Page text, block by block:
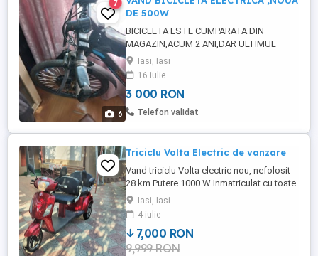
6
7
DE 500W
BICICLETA ESTE CUMPARATA DIN
MAGAZIN,ACUM 2 ANI,DAR ULTIMUL
AN,NU AM MAI MERS(PLIMBAT)CU EA,
DEOARECE AM FOST OPERAT SI NU MAI
AM VOIE SA O URC IN BRAȚE PE SCARI!!
Iasi, Iasi
16 iulie
3 000 RON
Telefon validat
Triciclu Volta Electric de vanzare
Vand triciclu Volta electric nou, nefolosit
28 km Putere 1000 W Inmatriculat cu toate
actele la zi SAU schimb cu autoelectric pe
4 roti + diferenta Pret: 7000 RON Discutabil
la fata locului Nr. telefon:
Iasi, Iasi
4 iulie
7,000 RON
9,999 RON